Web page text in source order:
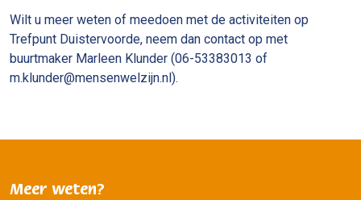
Wilt u meer weten of meedoen met de activiteiten op
Trefpunt Duistervoorde, neem dan contact op met
buurtmaker Marleen Klunder (06-53383013 of
m.klunder@mensenwelzijn.nl).
Meer weten?